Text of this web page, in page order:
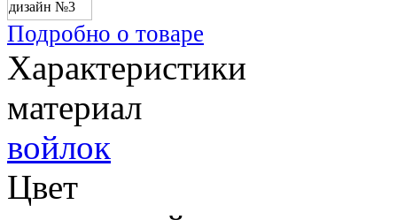
Подробно о товаре
Характеристики
материал
войлок
Цвет